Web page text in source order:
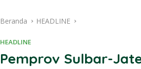
Beranda HEADLINE
HEADLINE
Pemprov Sulbar-